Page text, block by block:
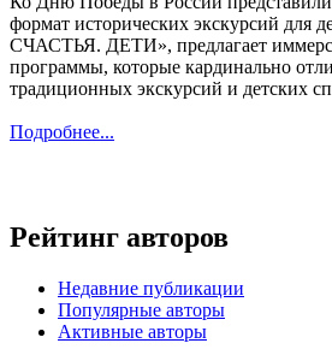
формат исторических экскурсий для
СЧАСТЬЯ. ДЕТИ», предлагает
программы, которые кардинально
традиционных экскурсий и детских
Подробнее...
Рейтинг авторов
Недавние публикации
Популярные авторы
Активные авторы